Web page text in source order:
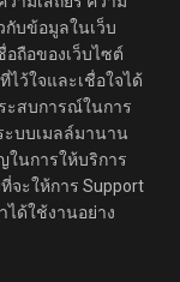
บข้อมูลในเว็บ
อถือของเว็บไซต์
ไว้ใจและเชื่อใจได้
ะสบการณ์ในการ
ะบบเมลล์มานาน
ในการให้บริการ
จะให้การ Support
ได้ใช้งานอย่าง